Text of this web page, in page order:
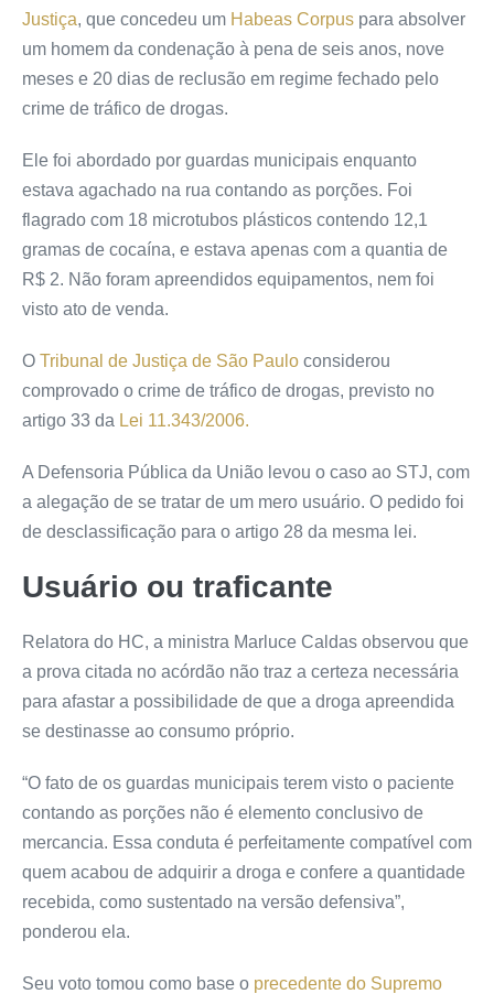
Justiça, que concedeu um Habeas Corpus para absolver
um homem da condenação à pena de seis anos, nove
meses e 20 dias de reclusão em regime fechado pelo
crime de tráfico de drogas.
Ele foi abordado por guardas municipais enquanto
estava agachado na rua contando as porções. Foi
flagrado com 18 microtubos plásticos contendo 12,1
gramas de cocaína, e estava apenas com a quantia de
R$ 2. Não foram apreendidos equipamentos, nem foi
visto ato de venda.
O Tribunal de Justiça de São Paulo considerou
comprovado o crime de tráfico de drogas, previsto no
artigo 33 da Lei 11.343/2006.
A Defensoria Pública da União levou o caso ao STJ, com
a alegação de se tratar de um mero usuário. O pedido foi
de desclassificação para o artigo 28 da mesma lei.
Usuário ou traficante
Relatora do HC, a ministra Marluce Caldas observou que
a prova citada no acórdão não traz a certeza necessária
para afastar a possibilidade de que a droga apreendida
se destinasse ao consumo próprio.
“O fato de os guardas municipais terem visto o paciente
contando as porções não é elemento conclusivo de
mercancia. Essa conduta é perfeitamente compatível com
quem acabou de adquirir a droga e confere a quantidade
recebida, como sustentado na versão defensiva”,
ponderou ela.
Seu voto tomou como base o precedente do Supremo